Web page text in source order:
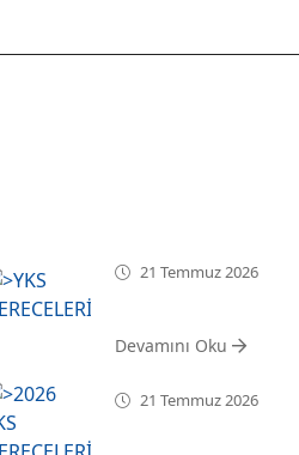
21 Temmuz 2026
Devamını Oku
21 Temmuz 2026